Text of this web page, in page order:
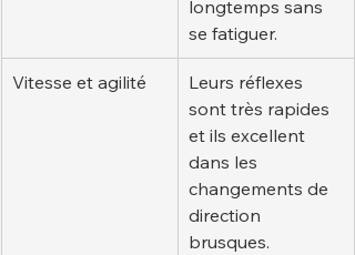
longtemps sans
se fatiguer.
Vitesse et agilité
Leurs réflexes
sont très rapides
et ils excellent
dans les
changements de
direction
brusques.